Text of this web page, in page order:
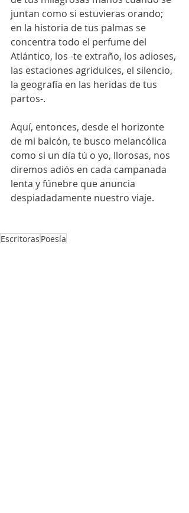
juntan como si estuvieras orando;
en la historia de tus palmas se
concentra todo el perfume del
Atlántico, los -te extraño, los adioses,
las estaciones agridulces, el silencio,
la geografía en las heridas de tus
partos-.
Aquí, entonces, desde el horizonte
de mi balcón, te busco melancólica
como si un día tú o yo, llorosas, nos
diremos adiós en cada campanada
lenta y fúnebre que anuncia
despiadadamente nuestro viaje.
Escritoras Poesía